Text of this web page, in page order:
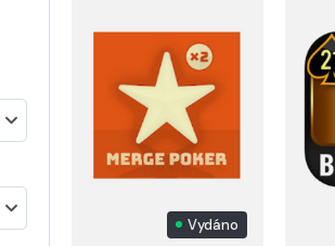
Vydáno